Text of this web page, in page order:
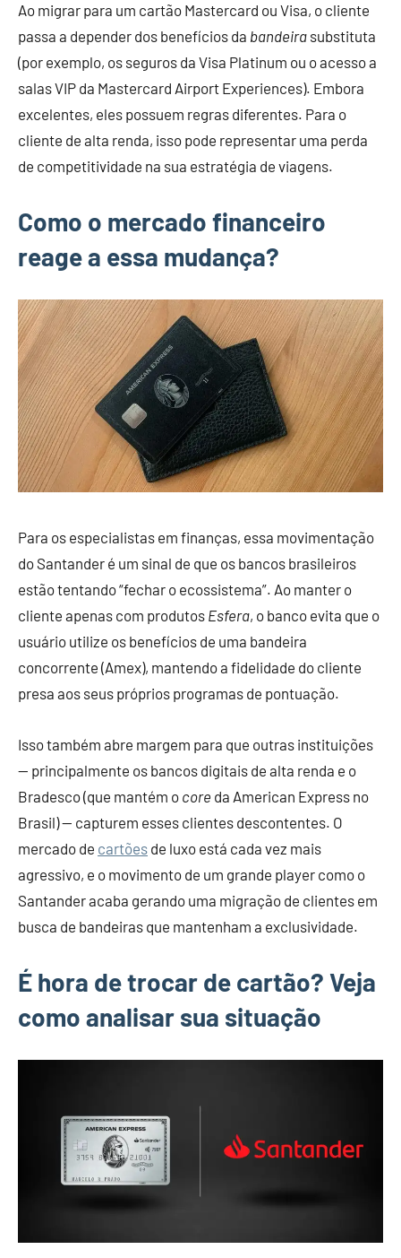
Ao migrar para um cartão Mastercard ou Visa, o cliente
passa a depender dos benefícios da bandeira substituta
(por exemplo, os seguros da Visa Platinum ou o acesso a
salas VIP da Mastercard Airport Experiences). Embora
excelentes, eles possuem regras diferentes. Para o
cliente de alta renda, isso pode representar uma perda
de competitividade na sua estratégia de viagens.
Como o mercado financeiro
reage a essa mudança?
Para os especialistas em finanças, essa movimentação
do Santander é um sinal de que os bancos brasileiros
estão tentando “fechar o ecossistema”. Ao manter o
cliente apenas com produtos Esfera, o banco evita que o
usuário utilize os benefícios de uma bandeira
concorrente (Amex), mantendo a fidelidade do cliente
presa aos seus próprios programas de pontuação.
Isso também abre margem para que outras instituições
— principalmente os bancos digitais de alta renda e o
Bradesco (que mantém o core da American Express no
Brasil) — capturem esses clientes descontentes. O
mercado de cartões de luxo está cada vez mais
agressivo, e o movimento de um grande player como o
Santander acaba gerando uma migração de clientes em
busca de bandeiras que mantenham a exclusividade.
É hora de trocar de cartão? Veja
como analisar sua situação